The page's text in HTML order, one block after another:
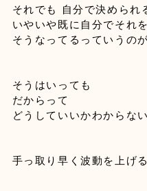
それでも 自分で決められ
いやいや既に自分でそれ
そうはいっても
だからって
どうしていいかわからな
手っ取り早く波動を上げ